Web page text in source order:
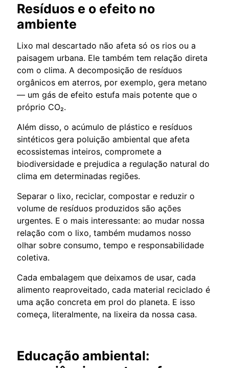
Resíduos e o efeito no
ambiente
Lixo mal descartado não afeta só os rios ou a
paisagem urbana. Ele também tem relação direta
com o clima. A decomposição de resíduos
orgânicos em aterros, por exemplo, gera metano
— um gás de efeito estufa mais potente que o
próprio CO₂.
Além disso, o acúmulo de plástico e resíduos
sintéticos gera poluição ambiental que afeta
ecossistemas inteiros, compromete a
biodiversidade e prejudica a regulação natural do
clima em determinadas regiões.
Separar o lixo, reciclar, compostar e reduzir o
volume de resíduos produzidos são ações
urgentes. E o mais interessante: ao mudar nossa
relação com o lixo, também mudamos nosso
olhar sobre consumo, tempo e responsabilidade
coletiva.
Cada embalagem que deixamos de usar, cada
alimento reaproveitado, cada material reciclado é
uma ação concreta em prol do planeta. E isso
começa, literalmente, na lixeira da nossa casa.
Educação ambiental: